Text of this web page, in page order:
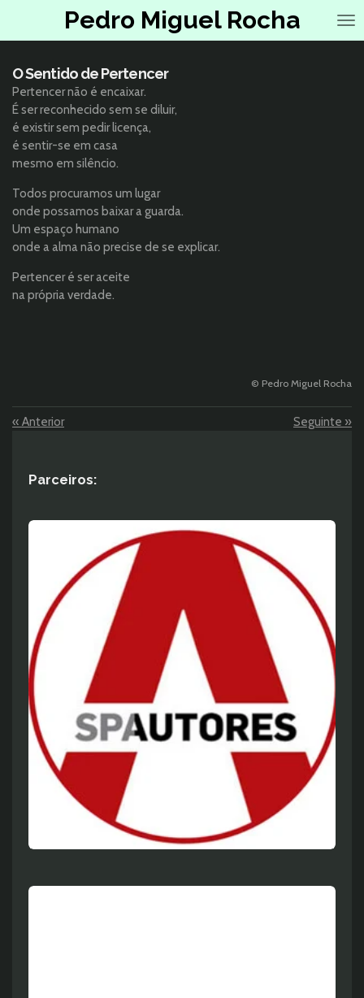
conteúdo
principal
Pedro Miguel Rocha
O Sentido de Pertencer
Pertencer não é encaixar.
É ser reconhecido sem se diluir,
é existir sem pedir licença,
é sentir-se em casa
mesmo em silêncio.
Todos procuramos um lugar
onde possamos baixar a guarda.
Um espaço humano
onde a alma não precise de se explicar.
Pertencer é ser aceite
na própria verdade.
© Pedro Miguel Rocha
« Anterior Seguinte »
Parceiros: